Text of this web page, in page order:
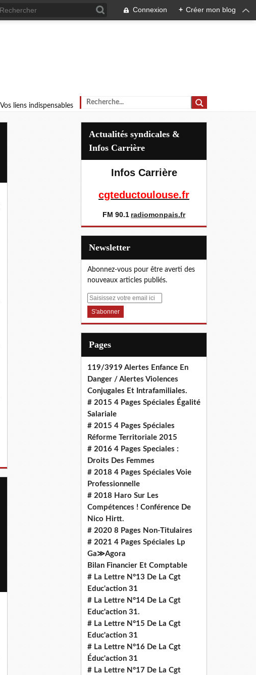
Connexion + Créer mon blog
Vos liens indispensables
Actualités syndicales &
Infos Carrière
Infos Carrière
cgteductoulouse.fr
FM 90.1 radiomonpais.fr
Newsletter
Abonnez-vous pour être averti des
nouveaux articles publiés.
E
a
Pages
119/3919 Alertes Enfance En
Danger / Alertes Violences
Conjugales Et Intrafamiliales.
# 2015 4 Pages Spéciales Égalité
Salariale
# 2015 4 Pages Spéciales
Réforme Territoriale 2015
# 2016 4 Pages Speciales :
Droits Des Femmes
# 2018 4 Pages Spéciales Voie
Professionnelle
# 2018 Haro Sur Les
Compétences ! Conférence De
Nico Hirtt.
# 2020 8 Pages Non-Titulaires
# 2021 4 Pages Spéciales Lp
Ga≫Agora
Bilan Financier Et Comptable
# La Lettre N°13 De La Cgt
Educ'action 31
# La Lettre N°14 De La Cgt
Educ'action 31.
# La Lettre N°15 De La Cgt
Educ'action 31
# La Lettre N°16 De La Cgt
Éduc'action 31
# La Lettre N°17 De La Cgt